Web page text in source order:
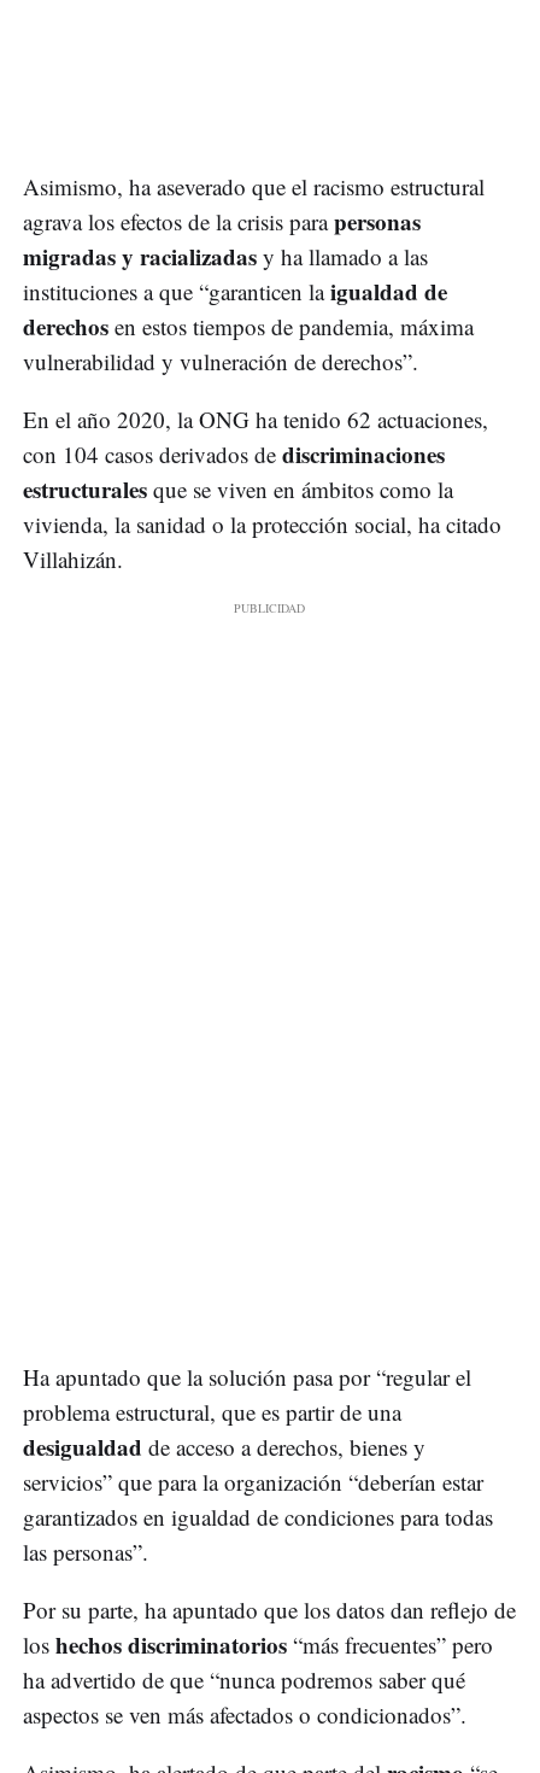
Asimismo, ha aseverado que el racismo estructural
agrava los efectos de la crisis parapersonas
migradas y racializadas y ha llamado a las
instituciones a que “garanticen laigualdad de
derechos en estos tiempos de pandemia, máxima
vulnerabilidad y vulneración de derechos”.
En el año 2020, la ONG ha tenido 62 actuaciones,
con 104 casos derivados de discriminaciones
estructurales que se viven en ámbitos como la
vivienda, la sanidad o la protección social, ha citado
Villahizán.
Ha apuntado que la solución pasa por “regular el
problema estructural, que es partir de una
desigualdad de acceso a derechos, bienes y
servicios” que para la organización “deberían estar
garantizados en igualdad de condiciones para todas
las personas”.
Por su parte, ha apuntado que los datos dan reflejo de
los hechos discriminatorios “más frecuentes” pero
ha advertido de que “nunca podremos saber qué
aspectos se ven más afectados o condicionados”.